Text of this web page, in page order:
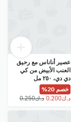
عصير أناناس مع رحيق
العنب الأبيض من كي
دي دي، ٢٥٠ مل
خصم 20%
⁦د.ك0.250⁩